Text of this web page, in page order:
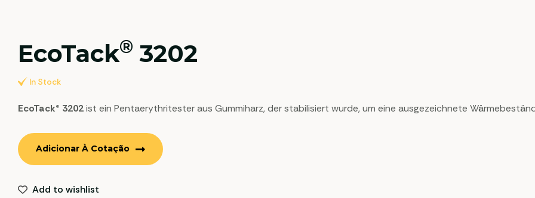
EcoTack® 3202
In Stock
EcoTack® 3202ist ein Pentaerythritester aus Gummiharz, der stabilisiert wurde, um eine ausgezeichnete
Adicionar À Cotação
Add to wishlist